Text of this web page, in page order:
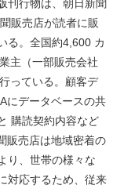
刊行物は、朝日新聞
販売店が読者に販
る。全国約4,600 カ
主（一部販売会社
っている。顧客デ
にデータベースの共
購読契約内容など
販売店は地域密着の
り、世帯の様々な
対応するため、従来